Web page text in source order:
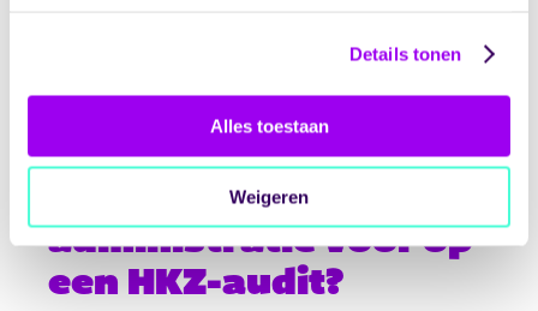
Details tonen
Alles toestaan
Weigeren
Hoe bereid je de
administratie voor op
een HKZ-audit?